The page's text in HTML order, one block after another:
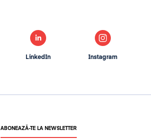
ABONEAZĂ-TE LA NEWSLETTER
LinkedIn Instagram